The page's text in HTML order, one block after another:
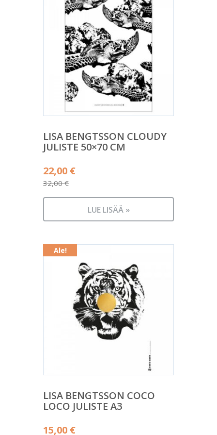
LISA BENGTSSON CLOUDY
JULISTE 50×70 CM
32,00€
Alkuperäinen
hinta
oli:
22,00 €
Nykyinen
on:
LUE LISÄÄ »
Ale!
LISA BENGTSSON COCO
LOCO JULISTE A3
Alkuperäinen
15,00 €